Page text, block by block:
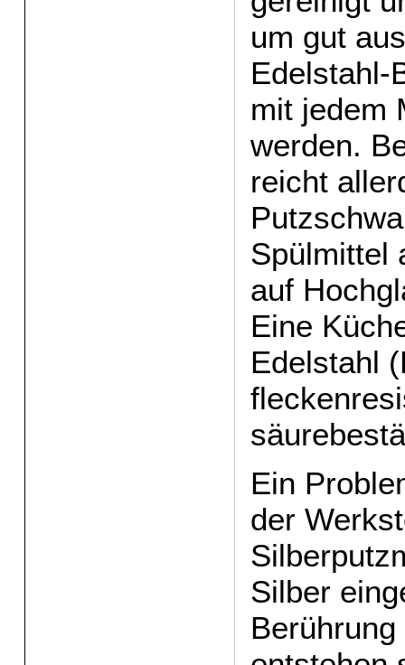
um gut
Edelstahl-
mit jedem
werden.
reicht
Spülmittel
auf
Eine
Edelstahl
Ein
der
Silber